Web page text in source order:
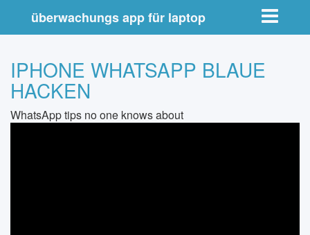
Toggle
überwachungs app für laptop
IPHONE WHATSAPP BLAUE
HACKEN
WhatsApp tips no one knows about